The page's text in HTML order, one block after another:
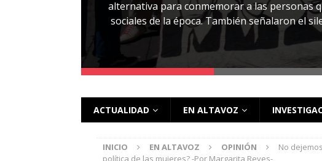
alternativa para conmemorar a las personas
sociales de la época. También señalaron el
ACTUALIDAD EN ALTAVOZ
INICIO EN ALTAVOZ OPINIÓN
No
política de las mujeres? -Por Margarita Reyes-